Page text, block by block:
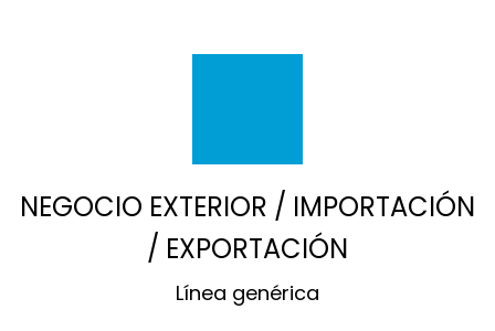
NEGOCIO EXTERIOR / IMPORTACIÓN
/ EXPORTACIÓN
Línea genérica